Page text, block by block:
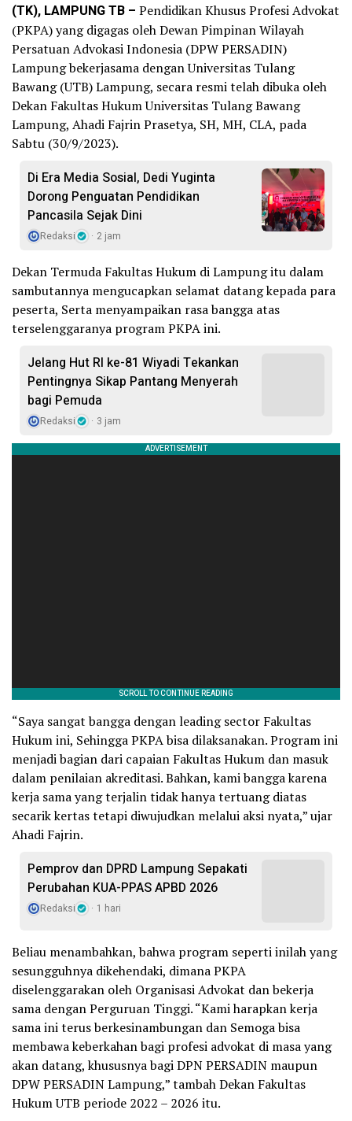
(TK), LAMPUNG TB – Pendidikan Khusus Profesi Advokat
(PKPA) yang digagas oleh Dewan Pimpinan Wilayah
Persatuan Advokasi Indonesia (DPW PERSADIN)
Lampung bekerjasama dengan Universitas Tulang
Bawang (UTB) Lampung, secara resmi telah dibuka oleh
Dekan Fakultas Hukum Universitas Tulang Bawang
Lampung, Ahadi Fajrin Prasetya, SH, MH, CLA, pada
Sabtu (30/9/2023).
Di Era Media Sosial, Dedi Yuginta
Dorong Penguatan Pendidikan
Pancasila Sejak Dini
Redaksi 2 jam
Dekan Termuda Fakultas Hukum di Lampung itu dalam
sambutannya mengucapkan selamat datang kepada para
peserta, Serta menyampaikan rasa bangga atas
terselenggaranya program PKPA ini.
Jelang Hut RI ke-81 Wiyadi Tekankan
Pentingnya Sikap Pantang Menyerah
bagi Pemuda
Redaksi 3 jam
“Saya sangat bangga dengan leading sector Fakultas
Hukum ini, Sehingga PKPA bisa dilaksanakan. Program ini
menjadi bagian dari capaian Fakultas Hukum dan masuk
dalam penilaian akreditasi. Bahkan, kami bangga karena
kerja sama yang terjalin tidak hanya tertuang diatas
secarik kertas tetapi diwujudkan melalui aksi nyata,” ujar
Ahadi Fajrin.
Pemprov dan DPRD Lampung Sepakati
Perubahan KUA-PPAS APBD 2026
Redaksi 1 hari
Beliau menambahkan, bahwa program seperti inilah yang
sesungguhnya dikehendaki, dimana PKPA
diselenggarakan oleh Organisasi Advokat dan bekerja
sama dengan Perguruan Tinggi. “Kami harapkan kerja
sama ini terus berkesinambungan dan Semoga bisa
membawa keberkahan bagi profesi advokat di masa yang
akan datang, khususnya bagi DPN PERSADIN maupun
DPW PERSADIN Lampung,” tambah Dekan Fakultas
Hukum UTB periode 2022 – 2026 itu.